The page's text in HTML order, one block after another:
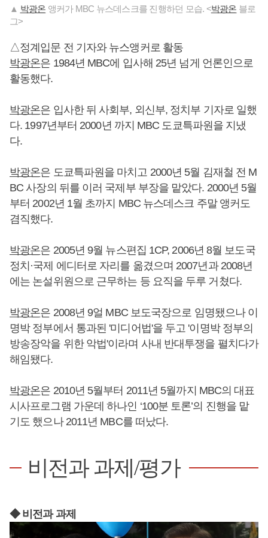
▲ 박광온 앵커가 MBC 뉴스데스크를 진행하던 모습. <박광온 블로
그>
△정계입문 전 기자와 뉴스앵커로 활동
박광온은 1984년 MBC에 입사해 25년 넘게 언론인으로
활동했다.
박광온은 입사한 뒤 사회부, 외신부, 정치부 기자로 일했
다. 1997년부터 2000년 까지 MBC 도쿄특파원을 지냈
다.
박광온은 도쿄특파원을 마치고 2000년 5월 김재철 전 M
BC 사장의 뒤를 이러 국제부 부장을 맡았다. 2000년 5월
부터 2002년 1월 초까지 MBC 뉴스데스크 주말 앵커도
겸직했다.
박광온은 2005년 9월 뉴스편집 1CP, 2006년 8월 보도국
정치·국제 에디터로 자리를 옮겼으며 2007년과 2008년
에는 논설위원으로 근무하는 등 요직을 두루 거쳤다.
박광온은 2008년 9얼 MBC 보도국장으로 임명됐으나 이
명박 정부에서 통과된 '미디어법'을 두고 '이명박 정부의
방송장악을 위한 악법'이라며 사내 반대투쟁을 펼치다가
해임됐다.
박광온은 2010년 5월부터 2011년 5월까지 MBC의 대표
시사프로그램 가운데 하나인 ‘100분 토론’의 진행을 맡
기도 했으나 2011년 MBC를 떠났다.
비전과 과제/평가
◆ 비전과 과제